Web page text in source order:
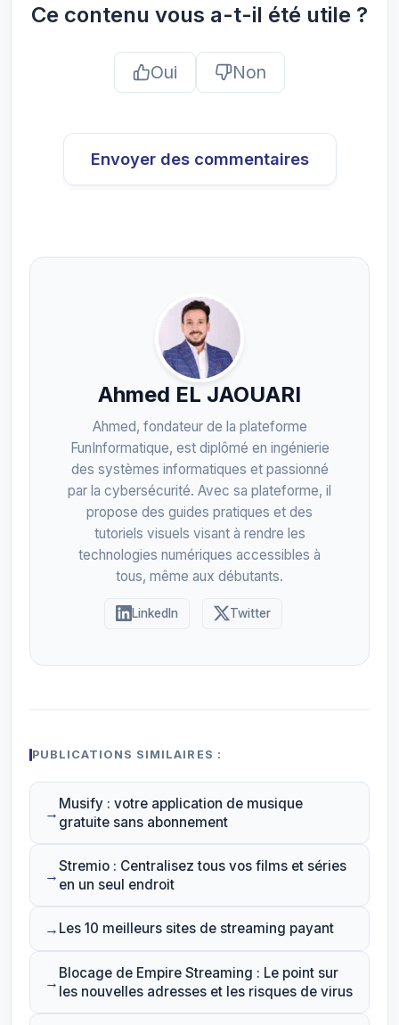
Ce contenu vous a-t-il été utile ?
Oui Non
Envoyer des commentaires
Ahmed EL JAOUARI
Ahmed, fondateur de la plateforme
FunInformatique, est diplômé en ingénierie
des systèmes informatiques et passionné
par la cybersécurité. Avec sa plateforme, il
propose des guides pratiques et des
tutoriels visuels visant à rendre les
technologies numériques accessibles à
tous, même aux débutants.
LinkedIn Twitter
PUBLICATIONS SIMILAIRES :
Musify : votre application de musique
gratuite sans abonnement
Stremio : Centralisez tous vos films et séries
en un seul endroit
Les 10 meilleurs sites de streaming payant
Blocage de Empire Streaming : Le point sur
les nouvelles adresses et les risques de virus